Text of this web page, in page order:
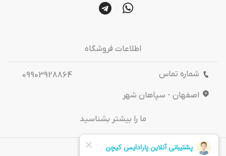
اطلاعات فروشگاه
شماره تماس
09903928864
اصفهان - سپاهان شهر
ما را بیشتر بشناسید
درباره‌ ما